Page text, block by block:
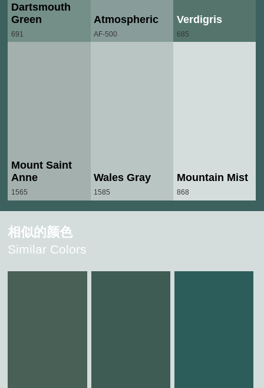
Dartsmouth
Green
691
Atmospheric
AF-500
Verdigris
685
Mount Saint
Anne
1565
Wales Gray
1585
Mountain Mist
868
相似的颜色
Similar Colors